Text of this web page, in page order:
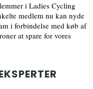
i Ladies Cycling
medlem nu kan nyde
i forbindelse med køb af
at spare for vores